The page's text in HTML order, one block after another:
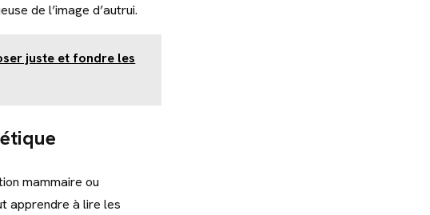
de l’image d’autrui.
juste et fondre les
mammaire ou
apprendre à lire les